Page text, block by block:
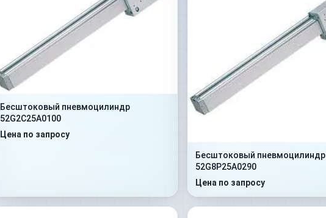
Бесштоковый пневмоцилиндр
52G2C25A0100
Цена по запросу
Бесштоковый пневмоцилиндр
52G8P25A0290
Цена по запросу